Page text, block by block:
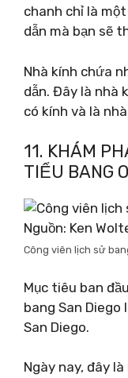
chanh chỉ là
dẫn mà bạn sẽ
Nhà kính chứa
dẫn. Đây là nhà
có kính và là
11. KHÁM
TIỂU BANG
Nguồn: Ken
Công viên lịch sử
Mục tiêu ban
bang San
San Diego.
Ngày nay, đây